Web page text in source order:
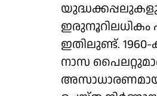
ഇതിലുണ്ട്.
നാസ
അസാധാരണമായ